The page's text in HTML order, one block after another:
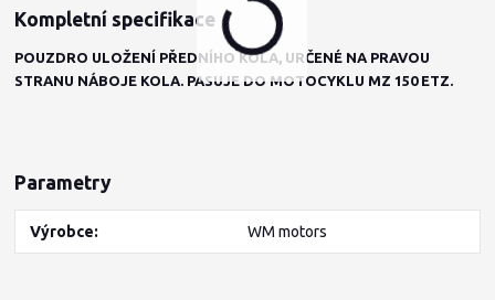
Kompletní specifikace
POUZDRO ULOŽENÍ PŘEDNÍHO KOLA, URČENÉ NA PRAVOU
STRANU NÁBOJE KOLA. PASUJE DO MOTOCYKLU MZ 150 ETZ.
Parametry
Výrobce WM motors